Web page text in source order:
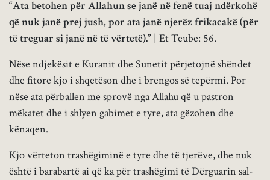
“Ata betohen për Allahun se janë në fenë tuaj ndërkohë
që nuk janë prej jush, por ata janë njerëz frikacakë (për
të treguar si janë në të vërtetë).” | Et Teube: 56.
Nëse ndjekësit e Kuranit dhe Sunetit përjetojnë shëndet
dhe fitore kjo i shqetëson dhe i brengos së tepërmi. Por
nëse ata përballen me sprovë nga Allahu që u pastron
mëkatet dhe i shlyen gabimet e tyre, ata gëzohen dhe
kënaqen.
Kjo vërteton trashëgiminë e tyre dhe të tjerëve, dhe nuk
është i barabartë ai që ka për trashëgimi të Dërguarin sal-